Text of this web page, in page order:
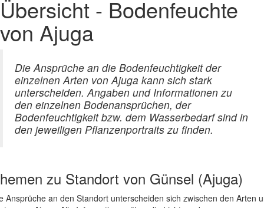
Übersicht - Bodenfeuchte
von Ajuga
Die Ansprüche an die Bodenfeuchtigkeit der
einzelnen Arten von Ajuga kann sich stark
unterscheiden. Angaben und Informationen zu
den einzelnen Bodenansprüchen, der
Bodenfeuchtigkeit bzw. dem Wasserbedarf sind in
den jeweiligen Pflanzenportraits zu finden.
zu Standort von Günsel (Ajuga)
Ansprüche an den Standort unterscheiden sich zwischen den Arten